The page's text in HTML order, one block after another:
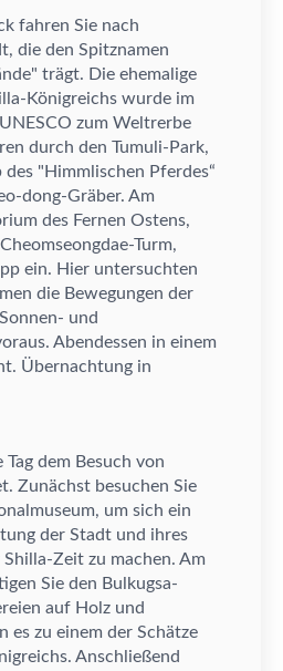
fahren Sie nach
die den Spitznamen
nde" trägt. Die ehemalige
Königreichs wurde im
zum Weltrerbe
durch den Tumuli-Park,
des "Himmlischen Pferdes“
dong-Gräber. Am
des Fernen Ostens,
Turm,
ein. Hier untersuchten
die Bewegungen der
und
Abendessen in einem
Übernachtung in
Tag dem Besuch von
Zunächst besuchen Sie
um sich ein
der Stadt und ihres
Shilla-Zeit zu machen. Am
Sie den Bulkugsa-
auf Holz und
es zu einem der Schätze
nigreichs. Anschließend